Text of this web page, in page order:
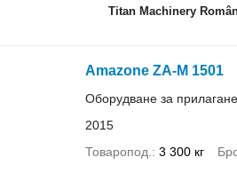
Titan Machinery
Amazone ZA-M 1501
Оборудване за
2015
Товаропод.
3 300 кг